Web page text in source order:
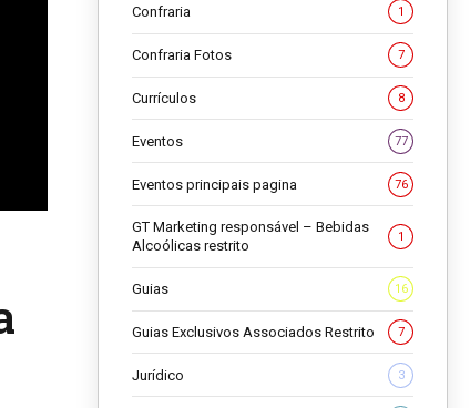
Confraria 1
Confraria Fotos 7
Currículos 8
Eventos 77
Eventos principais pagina 76
GT Marketing responsável – Bebidas
Alcoólicas restrito
1
Guias 16
Guias Exclusivos Associados Restrito 7
Jurídico 3